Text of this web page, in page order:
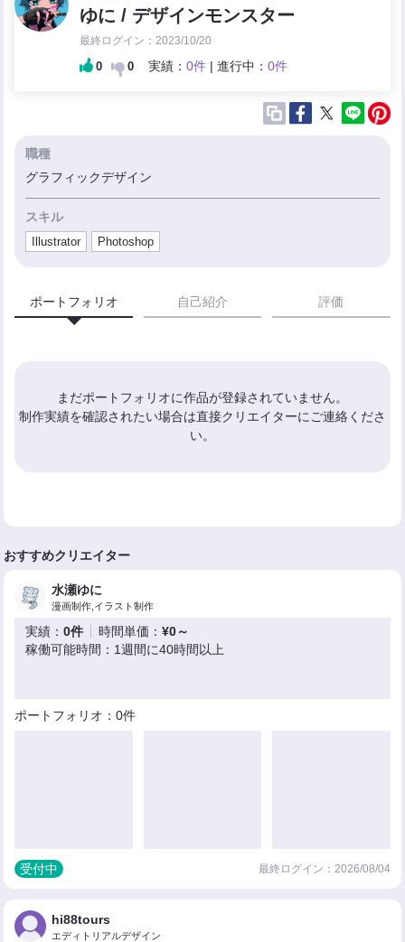
ゆに / デザインモンスター
最終ログイン：2023/10/20
0 0 実績：0件 | 進行中：0件
職種
グラフィックデザイン
スキル
Illustrator Photoshop
ポートフォリオ 自己紹介 評価
まだポートフォリオに作品が登録されていません。
制作実績を確認されたい場合は直接クリエイターにご連絡くださ
い。
おすすめクリエイター
水瀬ゆに
漫画制作,イラスト制作
実績：0件 時間単価：¥0～
稼働可能時間：1週間に40時間以上
ポートフォリオ：0件
受付中 最終ログイン：2026/08/04
hi88tours
エディトリアルデザイン